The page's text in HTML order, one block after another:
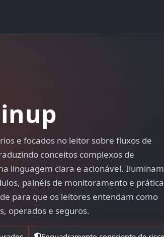
e focados no leitor sobre fluxos de
conceitos complexos de
linguagem clara e acionável.
painéis de monitoramento e
para que os leitores entendam como
operados e seguros.